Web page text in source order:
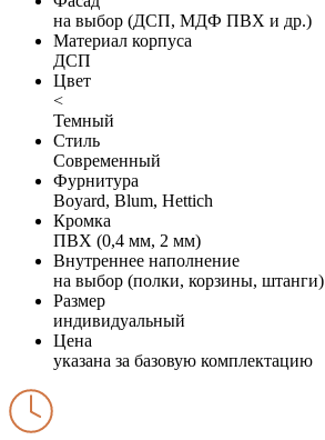
на выбор (ДСП, МДФ ПВХ и др.)
Материал корпуса
ДСП
Цвет
<
Темный
Стиль
Современный
Фурнитура
Boyard, Blum, Hettich
Кромка
ПВХ (0,4 мм, 2 мм)
Внутреннее наполнение
на выбор (полки, корзины, штанги)
Размер
индивидуальный
Цена
указана за базовую комплектацию